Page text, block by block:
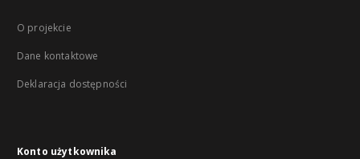
O projekcie
Dane kontaktowe
Deklaracja dostępności
Konto użytkownika